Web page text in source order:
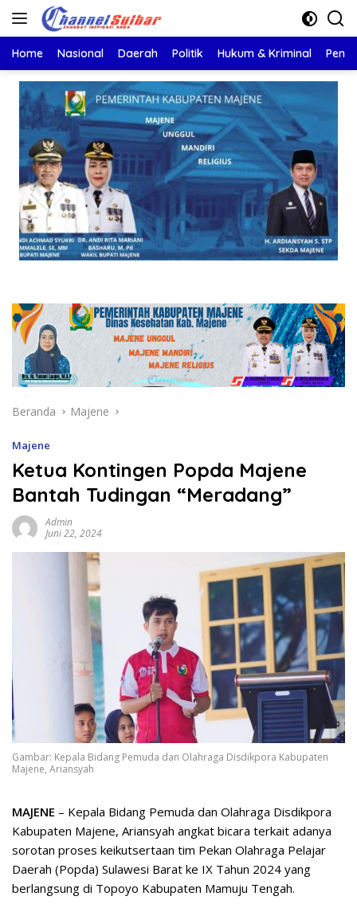
Langsung
Home Nasional Daerah Politik Hukum & Kriminal
Beranda Majene
Majene
Ketua Kontingen Popda Majene
Bantah Tudingan “Meradang”
Admin
Juni 22, 2024
Gambar: Kepala Bidang Pemuda dan Olahraga Disdikpora Kabupaten
Majene, Ariansyah
MAJENE – Kepala Bidang Pemuda dan Olahraga Disdikpora
Kabupaten Majene, Ariansyah angkat bicara terkait adanya
sorotan proses keikutsertaan tim Pekan Olahraga Pelajar
Daerah (Popda) Sulawesi Barat ke IX Tahun 2024 yang
berlangsung di Topoyo Kabupaten Mamuju Tengah.